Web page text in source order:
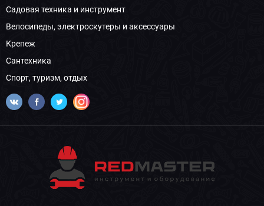
Садовая техника и инструмент
Велосипеды, электроскутеры и аксессуары
Крепеж
Сантехника
Спорт, туризм, отдых